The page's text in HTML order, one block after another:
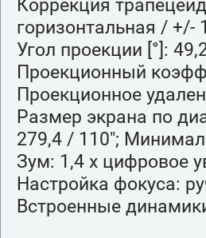
Коррекция
горизонтальная / +/-
Угол проекции [°]:
Проекционный
Проекционное
Размер экрана по
279,4 / 110";
Зум: 1,4 x цифровое
Настройка фокуса:
Встроенные